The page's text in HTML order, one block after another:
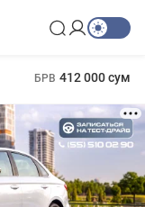
БРВ 412 000 сум